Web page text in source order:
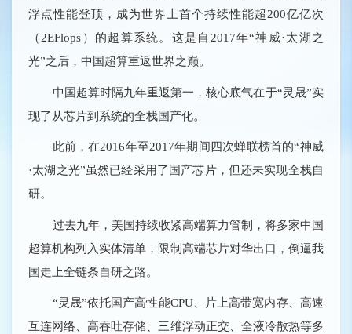
浮点性能登顶，成为世界上首个持续性能超200亿亿次
（2EFlops）的超算系统。这是自2017年“神威·太湖之
光”之后，中国超算重返世界之巅。
中国超算时隔九年重返第一，核心底气在于“灵晟”实
现了从芯片到系统的全栈国产化。
此前，在2016年至2017年期间四次蝉联榜首的“神威
·太湖之光”虽然已经采用了国产芯片，但还未实现全栈自
研。
过去九年，美国持续收紧高端算力管制，将多家中国
超算机构列入实体清单，限制高端芯片对华出口，倒逼我
国走上全链条自研之路。
“灵晟”依托国产高性能CPU、片上高带宽内存、高速
互连网络、高吞吐存储、三维浮动正交、全液冷散热等多